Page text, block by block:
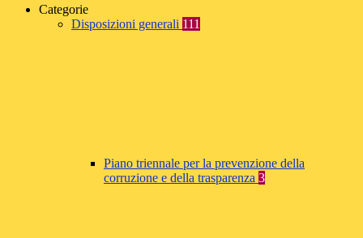
Categorie
Disposizioni generali 111
Piano triennale per la prevenzione della
corruzione e della trasparenza 3